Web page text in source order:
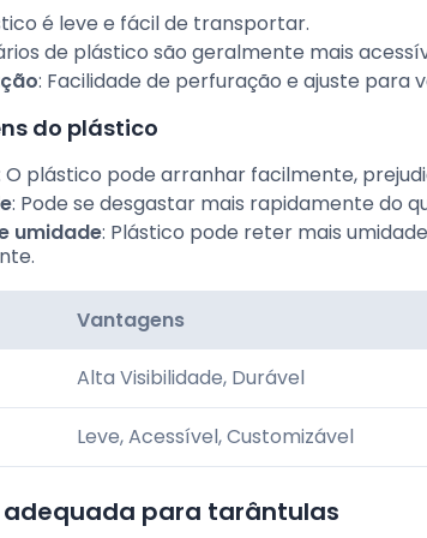
é leve e fácil de transportar.
de plástico são geralmente mais
: Facilidade de perfuração e ajuste para
do plástico
O plástico pode arranhar facilmente,
: Pode se desgastar mais rapidamente do
umidade: Plástico pode reter mais
Vantagens
Alta Visibilidade, Durável
Leve, Acessível, Customizável
para tarântulas